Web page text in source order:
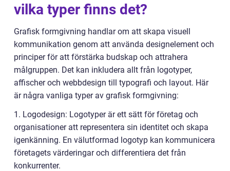
vilka typer finns det?
Grafisk formgivning handlar om att skapa visuell
kommunikation genom att använda designelement och
principer för att förstärka budskap och attrahera
målgruppen. Det kan inkludera allt från logotyper,
affischer och webbdesign till typografi och layout. Här
är några vanliga typer av grafisk formgivning:
1. Logodesign: Logotyper är ett sätt för företag och
organisationer att representera sin identitet och skapa
igenkänning. En välutformad logotyp kan kommunicera
företagets värderingar och differentiera det från
konkurrenter.